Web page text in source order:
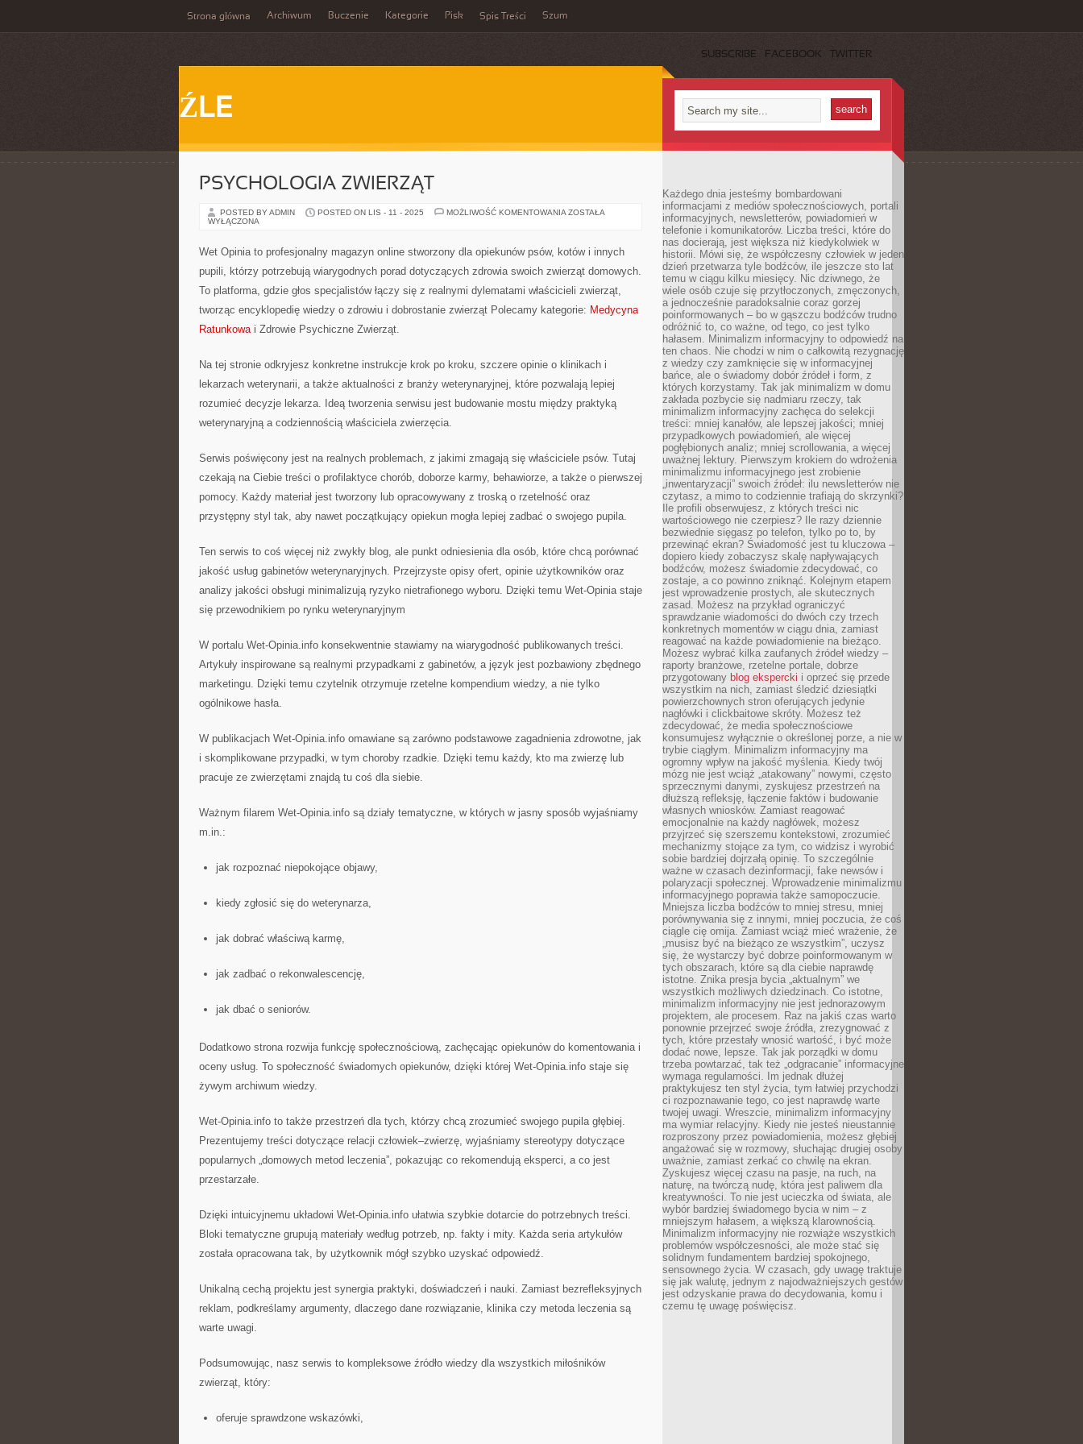
Strona główna Archiwum Buczenie Kategorie Pisk Spis Treści Szum
SUBSCRIBE FACEBOOK TWITTER
ŹLE
PSYCHOLOGIA ZWIERZĄT
POSTED BY ADMIN POSTED ON LIS - 11 - 2025 MOŻLIWOŚĆ KOMENTOWANIA PSYCHOLOGIA
ZOSTAŁA
WYŁĄCZONA
Wet Opinia to profesjonalny magazyn online stworzony dla opiekunów psów, kotów i innych
pupili, którzy potrzebują wiarygodnych porad dotyczących zdrowia swoich zwierząt domowych.
To platforma, gdzie głos specjalistów łączy się z realnymi dylematami właścicieli zwierząt,
tworząc encyklopedię wiedzy o zdrowiu i dobrostanie zwierząt Polecamy kategorie: Medycyna
Ratunkowai Zdrowie Psychiczne Zwierząt.
Na tej stronie odkryjesz konkretne instrukcje krok po kroku, szczere opinie o klinikach i
lekarzach weterynarii, a także aktualności z branży weterynaryjnej, które pozwalają lepiej
rozumieć decyzje lekarza. Ideą tworzenia serwisu jest budowanie mostu między praktyką
weterynaryjną a codziennością właściciela zwierzęcia.
Serwis poświęcony jest na realnych problemach, z jakimi zmagają się właściciele psów. Tutaj
czekają na Ciebie treści o profilaktyce chorób, doborze karmy, behawiorze, a także o pierwszej
pomocy. Każdy materiał jest tworzony lub opracowywany z troską o rzetelność oraz
przystępny styl tak, aby nawet początkujący opiekun mogła lepiej zadbać o swojego pupila.
Ten serwis to coś więcej niż zwykły blog, ale punkt odniesienia dla osób, które chcą porównać
jakość usług gabinetów weterynaryjnych. Przejrzyste opisy ofert, opinie użytkowników oraz
analizy jakości obsługi minimalizują ryzyko nietrafionego wyboru. Dzięki temu Wet-Opinia staje
się przewodnikiem po rynku weterynaryjnym
W portalu Wet-Opinia.info konsekwentnie stawiamy na wiarygodność publikowanych treści.
Artykuły inspirowane są realnymi przypadkami z gabinetów, a język jest pozbawiony zbędnego
marketingu. Dzięki temu czytelnik otrzymuje rzetelne kompendium wiedzy, a nie tylko
ogólnikowe hasła.
W publikacjach Wet-Opinia.info omawiane są zarówno podstawowe zagadnienia zdrowotne, jak
i skomplikowane przypadki, w tym choroby rzadkie. Dzięki temu każdy, kto ma zwierzę lub
pracuje ze zwierzętami znajdą tu coś dla siebie.
Ważnym filarem Wet-Opinia.info są działy tematyczne, w których w jasny sposób wyjaśniamy
m.in.:
jak rozpoznać niepokojące objawy,
kiedy zgłosić się do weterynarza,
jak dobrać właściwą karmę,
jak zadbać o rekonwalescencję,
jak dbać o seniorów.
Dodatkowo strona rozwija funkcję społecznościową, zachęcając opiekunów do komentowania i
oceny usług. To społeczność świadomych opiekunów, dzięki której Wet-Opinia.info staje się
żywym archiwum wiedzy.
Wet-Opinia.info to także przestrzeń dla tych, którzy chcą zrozumieć swojego pupila głębiej.
Prezentujemy treści dotyczące relacji człowiek–zwierzę, wyjaśniamy stereotypy dotyczące
popularnych „domowych metod leczenia”, pokazując co rekomendują eksperci, a co jest
przestarzałe.
Dzięki intuicyjnemu układowi Wet-Opinia.info ułatwia szybkie dotarcie do potrzebnych treści.
Bloki tematyczne grupują materiały według potrzeb, np. fakty i mity. Każda seria artykułów
została opracowana tak, by użytkownik mógł szybko uzyskać odpowiedź.
Unikalną cechą projektu jest synergia praktyki, doświadczeń i nauki. Zamiast bezrefleksyjnych
reklam, podkreślamy argumenty, dlaczego dane rozwiązanie, klinika czy metoda leczenia są
warte uwagi.
Podsumowując, nasz serwis to kompleksowe źródło wiedzy dla wszystkich miłośników
zwierząt, który:
oferuje sprawdzone wskazówki,
Każdego dnia jesteśmy bombardowani
informacjami z mediów społecznościowych, portali
informacyjnych, newsletterów, powiadomień w
telefonie i komunikatorów. Liczba treści, które do
nas docierają, jest większa niż kiedykolwiek w
historii. Mówi się, że współczesny człowiek w jeden
dzień przetwarza tyle bodźców, ile jeszcze sto lat
temu w ciągu kilku miesięcy. Nic dziwnego, że
wiele osób czuje się przytłoczonych, zmęczonych,
a jednocześnie paradoksalnie coraz gorzej
poinformowanych – bo w gąszczu bodźców trudno
odróżnić to, co ważne, od tego, co jest tylko
hałasem. Minimalizm informacyjny to odpowiedź na
ten chaos. Nie chodzi w nim o całkowitą rezygnację
z wiedzy czy zamknięcie się w informacyjnej
bańce, ale o świadomy dobór źródeł i form, z
których korzystamy. Tak jak minimalizm w domu
zakłada pozbycie się nadmiaru rzeczy, tak
minimalizm informacyjny zachęca do selekcji
treści: mniej kanałów, ale lepszej jakości; mniej
przypadkowych powiadomień, ale więcej
pogłębionych analiz; mniej scrollowania, a więcej
uważnej lektury. Pierwszym krokiem do wdrożenia
minimalizmu informacyjnego jest zrobienie
„inwentaryzacji” swoich źródeł: ilu newsletterów nie
czytasz, a mimo to codziennie trafiają do skrzynki?
Ile profili obserwujesz, z których treści nic
wartościowego nie czerpiesz? Ile razy dziennie
bezwiednie sięgasz po telefon, tylko po to, by
przewinąć ekran? Świadomość jest tu kluczowa –
dopiero kiedy zobaczysz skalę napływających
bodźców, możesz świadomie zdecydować, co
zostaje, a co powinno zniknąć. Kolejnym etapem
jest wprowadzenie prostych, ale skutecznych
zasad. Możesz na przykład ograniczyć
sprawdzanie wiadomości do dwóch czy trzech
konkretnych momentów w ciągu dnia, zamiast
reagować na każde powiadomienie na bieżąco.
Możesz wybrać kilka zaufanych źródeł wiedzy –
raporty branżowe, rzetelne portale, dobrze
przygotowany blog ekspercki i oprzeć się przede
wszystkim na nich, zamiast śledzić dziesiątki
powierzchownych stron oferujących jedynie
nagłówki i clickbaitowe skróty. Możesz też
zdecydować, że media społecznościowe
konsumujesz wyłącznie o określonej porze, a nie w
trybie ciągłym. Minimalizm informacyjny ma
ogromny wpływ na jakość myślenia. Kiedy twój
mózg nie jest wciąż „atakowany” nowymi, często
sprzecznymi danymi, zyskujesz przestrzeń na
dłuższą refleksję, łączenie faktów i budowanie
własnych wniosków. Zamiast reagować
emocjonalnie na każdy nagłówek, możesz
przyjrzeć się szerszemu kontekstowi, zrozumieć
mechanizmy stojące za tym, co widzisz i wyrobić
sobie bardziej dojrzałą opinię. To szczególnie
ważne w czasach dezinformacji, fake newsów i
polaryzacji społecznej. Wprowadzenie minimalizmu
informacyjnego poprawia także samopoczucie.
Mniejsza liczba bodźców to mniej stresu, mniej
porównywania się z innymi, mniej poczucia, że coś
ciągle cię omija. Zamiast wciąż mieć wrażenie, że
„musisz być na bieżąco ze wszystkim”, uczysz
się, że wystarczy być dobrze poinformowanym w
tych obszarach, które są dla ciebie naprawdę
istotne. Znika presja bycia „aktualnym” we
wszystkich możliwych dziedzinach. Co istotne,
minimalizm informacyjny nie jest jednorazowym
projektem, ale procesem. Raz na jakiś czas warto
ponownie przejrzeć swoje źródła, zrezygnować z
tych, które przestały wnosić wartość, i być może
dodać nowe, lepsze. Tak jak porządki w domu
trzeba powtarzać, tak też „odgracanie” informacyjne
wymaga regularności. Im jednak dłużej
praktykujesz ten styl życia, tym łatwiej przychodzi
ci rozpoznawanie tego, co jest naprawdę warte
twojej uwagi. Wreszcie, minimalizm informacyjny
ma wymiar relacyjny. Kiedy nie jesteś nieustannie
rozproszony przez powiadomienia, możesz głębiej
angażować się w rozmowy, słuchając drugiej osoby
uważnie, zamiast zerkać co chwilę na ekran.
Zyskujesz więcej czasu na pasje, na ruch, na
naturę, na twórczą nudę, która jest paliwem dla
kreatywności. To nie jest ucieczka od świata, ale
wybór bardziej świadomego bycia w nim – z
mniejszym hałasem, a większą klarownością.
Minimalizm informacyjny nie rozwiąże wszystkich
problemów współczesności, ale może stać się
solidnym fundamentem bardziej spokojnego,
sensownego życia. W czasach, gdy uwagę traktuje
się jak walutę, jednym z najodważniejszych gestów
jest odzyskanie prawa do decydowania, komu i
czemu tę uwagę poświęcisz.